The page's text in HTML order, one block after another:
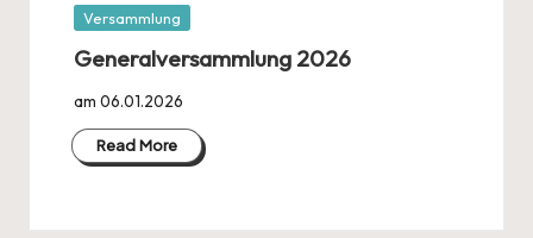
Posted
Versammlung
Generalversammlung 2026
am 06.01.2026
Read More